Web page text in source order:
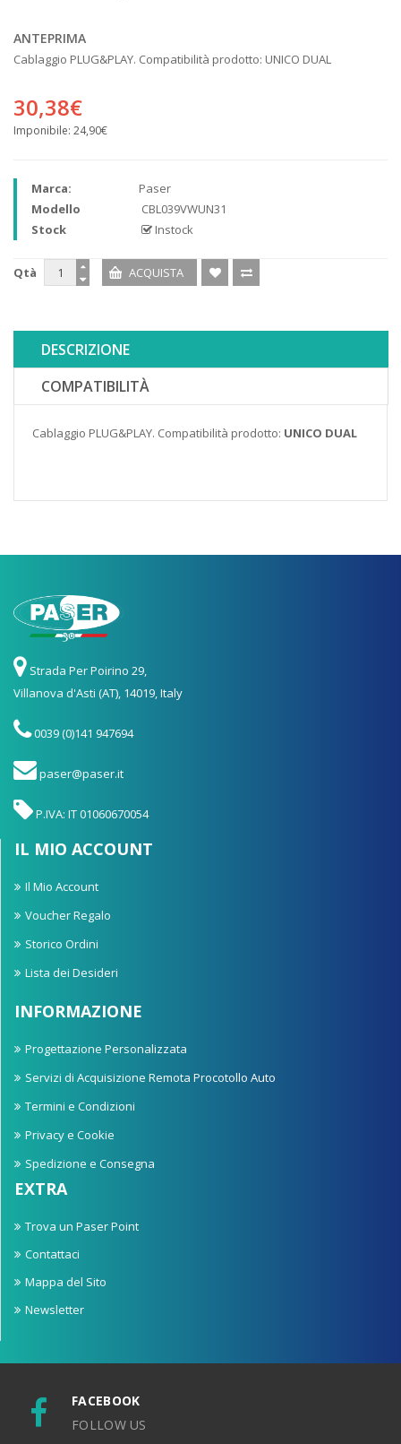
ANTEPRIMA
Cablaggio PLUG&PLAY. Compatibilità prodotto: UNICO DUAL
30,38€
Imponibile: 24,90€
Marca:
Paser
Modello
CBL039VWUN31
Stock
Instock
Qtà
DESCRIZIONE
COMPATIBILITÀ
Cablaggio PLUG&PLAY. Compatibilità prodotto: UNICO DUAL
Strada Per Poirino 29,
Villanova d'Asti (AT), 14019, Italy
0039 (0)141 947694
paser@paser.it
P.IVA: IT 01060670054
IL MIO ACCOUNT
Il Mio Account
Voucher Regalo
Storico Ordini
Lista dei Desideri
INFORMAZIONE
Progettazione Personalizzata
Servizi di Acquisizione Remota Procotollo Auto
Termini e Condizioni
Privacy e Cookie
Spedizione e Consegna
EXTRA
Trova un Paser Point
Contattaci
Mappa del Sito
Newsletter
FACEBOOK
FOLLOW US